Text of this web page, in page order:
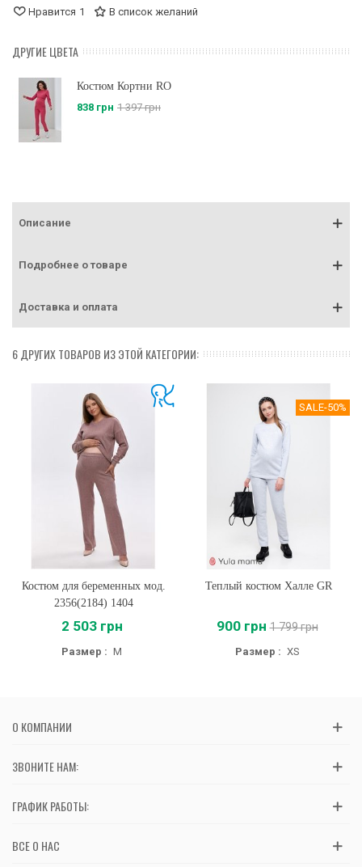
Нравится 1 В список желаний
ДРУГИЕ ЦВЕТА
Костюм Кортни RO
838 грн 1 397 грн
Описание
Подробнее о товаре
Доставка и оплата
6 ДРУГИХ ТОВАРОВ ИЗ ЭТОЙ КАТЕГОРИИ:
Костюм для беременных мод.
2356(2184) 1404
2 503 грн
Размер : M
SALE-50%
Теплый костюм Халле GR
900 грн 1 799 грн
Размер : XS
О КОМПАНИИ
ЗВОНИТЕ НАМ:
ГРАФИК РАБОТЫ:
ВСЕ О НАС